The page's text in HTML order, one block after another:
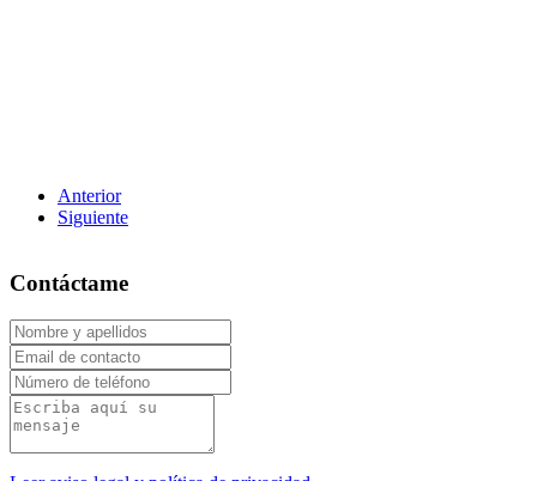
Anterior
Siguiente
Contáctame